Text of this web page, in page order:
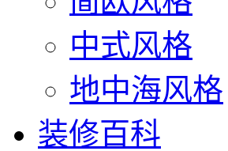
中式风格
地中海风格
装修百科